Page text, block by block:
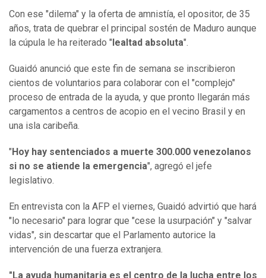
Con ese "dilema" y la oferta de amnistía, el opositor, de 35
años, trata de quebrar el principal sostén de Maduro aunque
la cúpula le ha reiterado " lealtad absoluta".
Guaidó anunció que este fin de semana se inscribieron
cientos de voluntarios para colaborar con el "complejo"
proceso de entrada de la ayuda, y que pronto llegarán más
cargamentos a centros de acopio en el vecino Brasil y en
una isla caribeña.
" Hoy hay sentenciados a muerte 300.000 venezolanos
si no se atiende la emergencia", agregó el jefe
legislativo.
En entrevista con la AFP el viernes, Guaidó advirtió que hará
"lo necesario" para lograr que "cese la usurpación" y "salvar
vidas", sin descartar que el Parlamento autorice la
intervención de una fuerza extranjera.
"La ayuda humanitaria es el centro de la lucha entre los